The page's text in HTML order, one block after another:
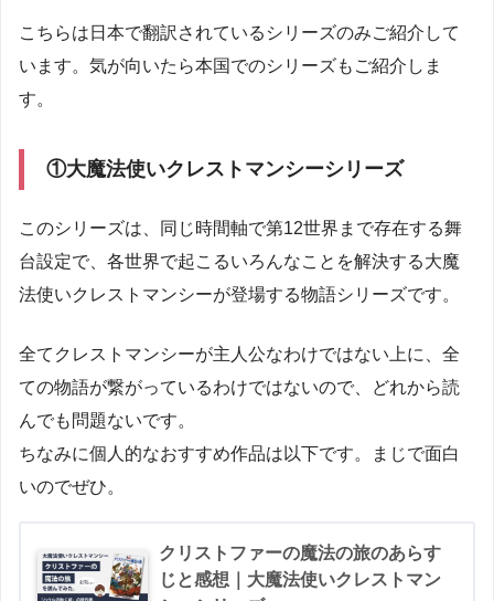
こちらは日本で翻訳されているシリーズのみご紹介して
います。気が向いたら本国でのシリーズもご紹介しま
す。
①大魔法使いクレストマンシーシリーズ
このシリーズは、同じ時間軸で第12世界まで存在する舞
台設定で、各世界で起こるいろんなことを解決する大魔
法使いクレストマンシーが登場する物語シリーズです。
全てクレストマンシーが主人公なわけではない上に、全
ての物語が繋がっているわけではないので、どれから読
んでも問題ないです。
ちなみに個人的なおすすめ作品は以下です。まじで面白
いのでぜひ。
クリストファーの魔法の旅のあらす
じと感想｜大魔法使いクレストマン